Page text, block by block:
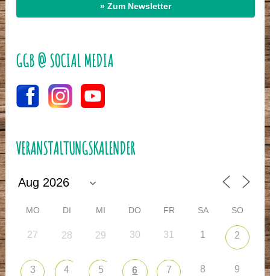
» Zum Newsletter
GGB @ SOCIAL MEDIA
VERANSTALTUNGSKALENDER
MO DI MI DO FR SA SO
27 28 29 30 31 1 2
3 4 5 6 7 8 9